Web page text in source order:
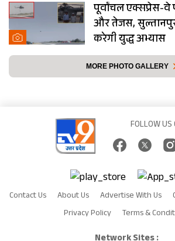
पूर्वांचल एक्सप्रेस-
और तेजस,
करेगी युद्ध अभ्यास
MORE PHOTO GALLERY
FOLLOW US
Contact Us About Us Advertise With Us
Privacy Policy
Terms &